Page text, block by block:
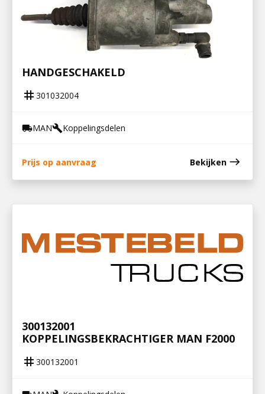
KOPPELINGSBEKRACHTIGER TGX
HANDGESCHAKELD
tag 301032004
local_shippingMANbuildKoppelingsdelen
Prijs op aanvraag Bekijken east
300132001
KOPPELINGSBEKRACHTIGER MAN F2000
tag 300132001